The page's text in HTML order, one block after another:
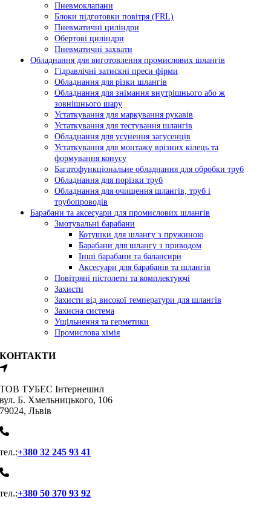
Пневмоклапани
Блоки підготовки повітря (FRL)
Пневматичні циліндри
Обертові циліндри
Пневматичні захвати
Обладнання для виготовлення промислових шлангів
Гідравлічні затискні преси фірми
Обладнання для різки шлангів
Обладнання для знімання внутрішнього або ж
зовнішнього шару
Устаткування для маркування рукавів
Устаткування для тестування шлангів
Обладнання для усунення загусенців
Устаткування для монтажу врізних кілець та
формування конусу
Багатофункціональне обладнання для обробки труб
Обладнання для порізки труб
Обладнання для очищення шлангів, труб і
трубопроводів
Барабани та аксесуари для промислових шлангів
Змотувальні барабани
Котушки для шлангу з пружиною
Барабани для шлангу з приводом
Інші барабани та балансири
Аксесуари для барабанів та шлангів
Повітряні пістолети та комплектуючі
Захисти
Захисти від високої температури для шлангів
Захисна система
Ущільнення та герметики
Промислова хімія
КОНТАКТИ
ТОВ ТУБЕС Iнтернешнл
вул. Б. Хмельницького, 106
79024, Львiв
тел.:+380 32 245 93 41
тел.:+380 50 370 93 92